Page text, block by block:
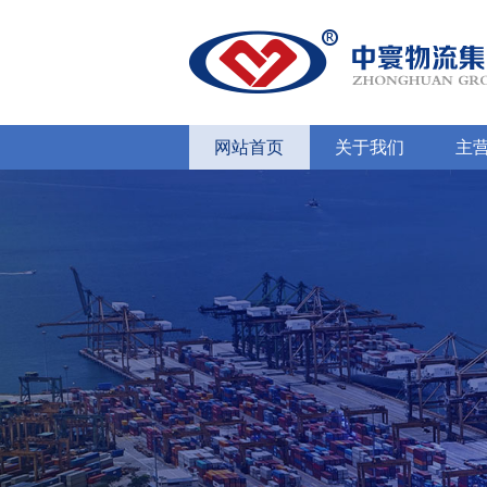
网站首页 关于我们 主